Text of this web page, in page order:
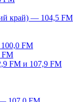
край) — 104,5 FM
FM
FM
FM и 107,9 FM